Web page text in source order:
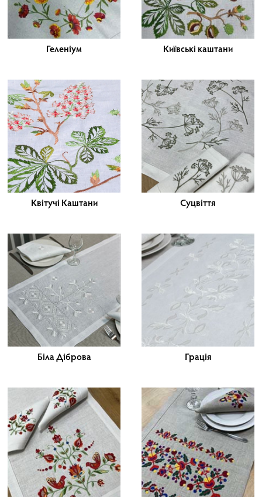
Геленіум Київські каштани
Квітучі Каштани Суцвіття
Біла Діброва Грація